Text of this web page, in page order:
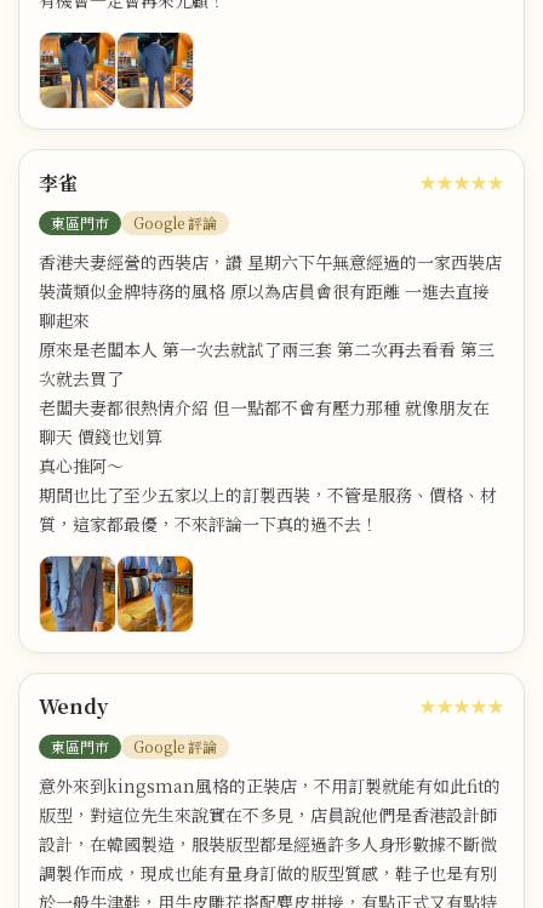
李雀
東區門市 Google 評論
★★★★★
香港夫妻經營的西裝店，讚 星期六下午無意經過的一家西裝店
裝潢類似金牌特務的風格 原以為店員會很有距離 一進去直接
聊起來
原來是老闆本人 第一次去就試了兩三套 第二次再去看看 第三
次就去買了
老闆夫妻都很熱情介紹 但一點都不會有壓力那種 就像朋友在
聊天 價錢也划算
真心推阿～
期間也比了至少五家以上的訂製西裝，不管是服務、價格、材
質，這家都最優，不來評論一下真的過不去！
Wendy
東區門市 Google 評論
★★★★★
意外來到kingsman風格的正裝店，不用訂製就能有如此fit的
版型，對這位先生來說實在不多見，店員說他們是香港設計師
設計，在韓國製造，服裝版型都是經過許多人身形數據不斷微
調製作而成，現成也能有量身訂做的版型質感，鞋子也是有別
於一般牛津鞋，用牛皮雕花搭配麂皮拼接，有點正式又有點特